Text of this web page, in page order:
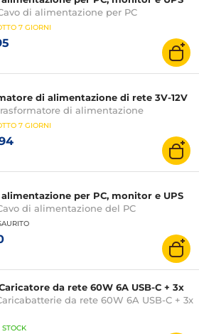
di alimentazione per PC
7 GIORNI
di alimentazione di rete 3V-12V
di alimentazione
7 GIORNI
per PC, monitor e UPS
di alimentazione del PC
da rete 60W 6A USB-C + 3x
da rete 60W 6A USB-C + 3x
STOCK